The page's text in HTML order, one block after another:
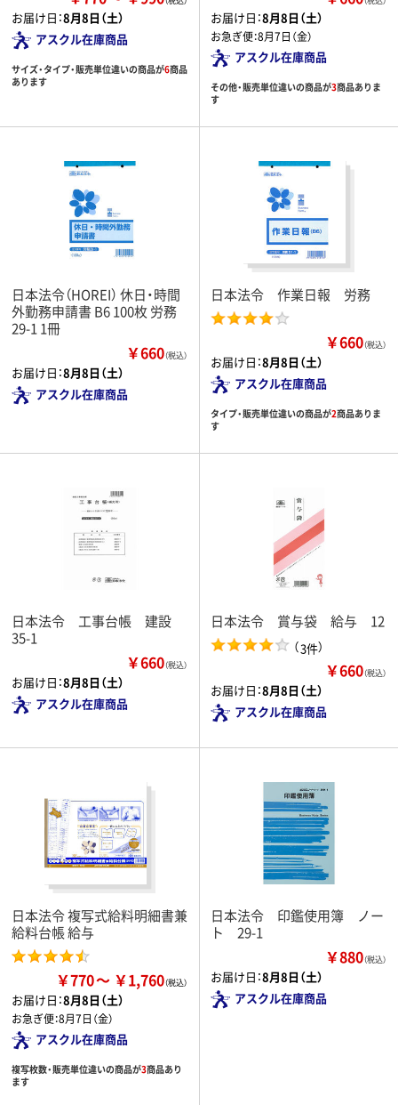
お届け日：8月8日（土）
アスクル在庫商品
サイズ・タイプ・販売単位違いの商品が6商品
あります
お届け日：8月8日（土）
お急ぎ便：8月7日（金）
アスクル在庫商品
その他・販売単位違いの商品が3商品ありま
す
日本法令（HOREI） 休日・時間
外勤務申請書 B6 100枚 労務
29-1 1冊
￥660（税込）
お届け日：8月8日（土）
アスクル在庫商品
日本法令 作業日報 労務
￥660（税込）
お届け日：8月8日（土）
アスクル在庫商品
タイプ・販売単位違いの商品が2商品ありま
す
日本法令 工事台帳 建設
35-1
￥660（税込）
お届け日：8月8日（土）
アスクル在庫商品
日本法令 賞与袋 給与 12
（3件）
￥660（税込）
お届け日：8月8日（土）
アスクル在庫商品
日本法令 複写式給料明細書兼
給料台帳 給与
￥770 ￥1,760
お届け日：8月8日（土）
お急ぎ便：8月7日（金）
アスクル在庫商品
複写枚数・販売単位違いの商品が3商品あり
ます
日本法令 印鑑使用簿 ノー
ト 29-1
￥880（税込）
お届け日：8月8日（土）
アスクル在庫商品